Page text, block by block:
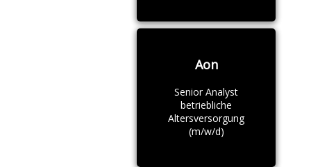
Aon
Senior Analyst
betriebliche
Altersversorgung
(m/w/d)